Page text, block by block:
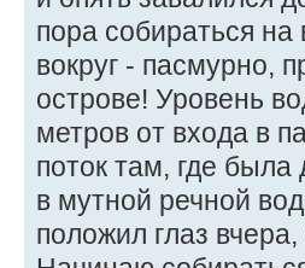
пора собираться
вокруг - пасмурно,
острове! Уровень
метров от входа в
поток там, где
в мутной речной
положил глаз